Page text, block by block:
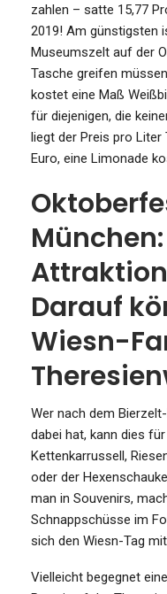
zahlen – satte 15,77
2019! Am günstigsten
Museumszelt auf der
Tasche greifen
kostet eine Maß
für diejenigen, die
liegt der Preis pro
Euro, eine Limonade
Darauf
Wiesn-
Wer nach dem
dabei hat, kann dies
Kettenkarrussell,
oder der
man in Souvenirs,
Schnappschüsse im
sich den Wiesn-Tag
Vielleicht begegnet